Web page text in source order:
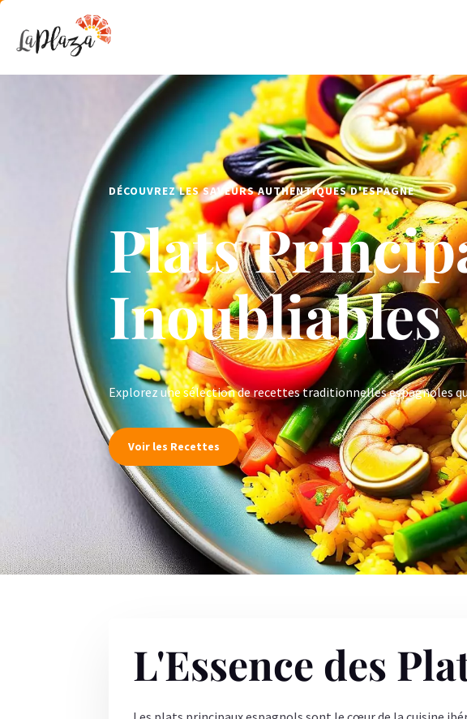
DÉCOUVREZ LES SAVEURS AUTHENTIQUES D'ESPAGNE
Plats
Inoubliables
Explorez une sélection de recettes traditionnelles espagnoles
Voir les Recettes
L'Essence des